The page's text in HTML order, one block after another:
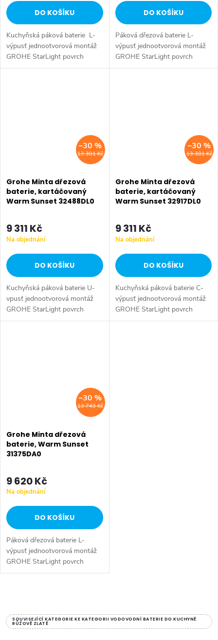
DO KOŠÍKU
Kuchyňská páková baterie L-
výpusť jednootvorová montáž
GROHE StarLight povrch
GROHE SilkMove keramická
DO KOŠÍKU
Páková dřezová baterie L-
výpusť jednootvorová montáž
GROHE StarLight povrch
GROHE SilkMove keramická
13 301 Kč
–30 %
Grohe Minta dřezová
baterie, kartáčovaný
Warm Sunset 32488DL0
9 311 Kč
Na objednání
DO KOŠÍKU
Kuchyňská páková baterie U-
vpusť jednootvorová montáž
GROHE StarLight povrch
GROHE SilkMove keramická
13 301 Kč
–30 %
Grohe Minta dřezová
baterie, kartáčovaný
Warm Sunset 32917DL0
9 311 Kč
Na objednání
DO KOŠÍKU
Kuchyňská páková baterie C-
výpusť jednootvorová montáž
GROHE StarLight povrch
GROHE SilkMove keramická
13 743 Kč
–30 %
Grohe Minta dřezová
baterie, Warm Sunset
31375DA0
9 620 Kč
Na objednání
DO KOŠÍKU
Páková dřezová baterie L-
výpusť jednootvorová montáž
GROHE StarLight povrch
GROHE SilkMove keramická
vSOUVISEJÍCÍ KATEGORIE KE KATEGORII VODOVODNÍ BATERIE DO KUCHYNĚ
RŮŽOVĚ ZLATÉ